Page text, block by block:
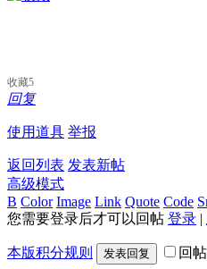
收藏5
回复
使用道具 举报
返回列表 发表新帖
高级模式
B Color Image Link Quote Code
您需要登录后才可以回帖 登录 |
本版积分规则 发表回复 回